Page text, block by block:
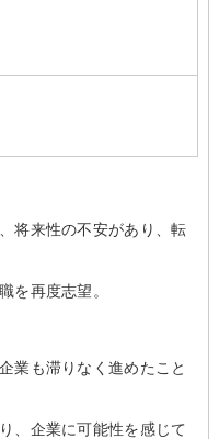
将来性の不安があり、転
を再度志望。
業も滞りなく進めたこと
、企業に可能性を感じて